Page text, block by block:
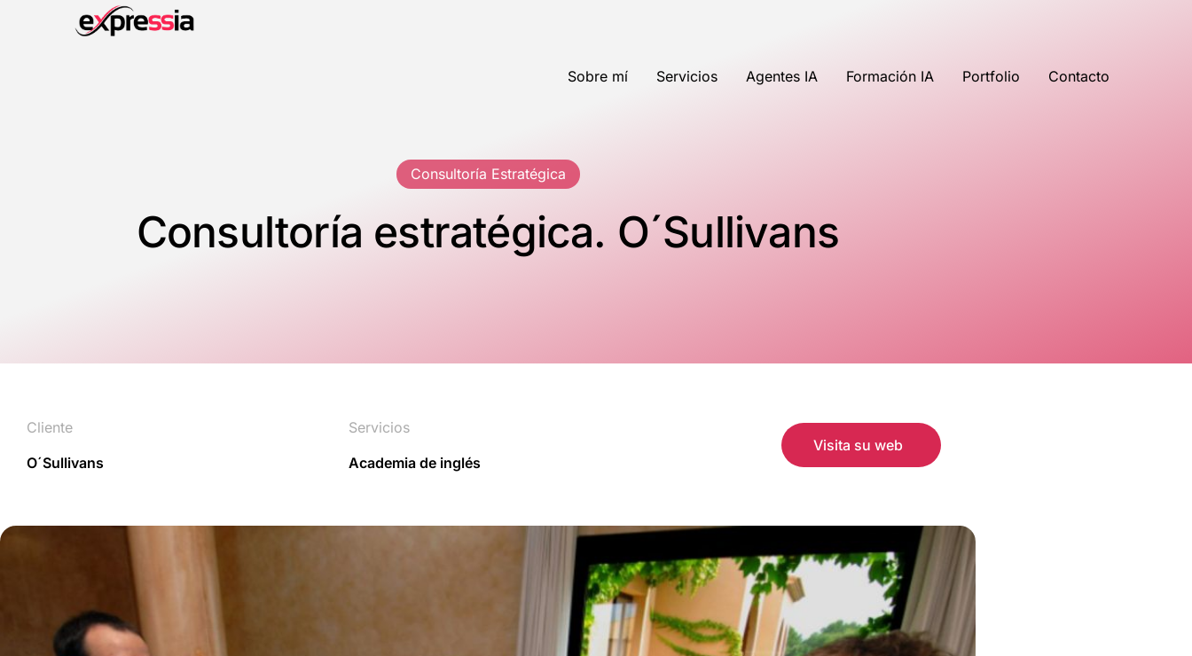
Sobre mí Servicios Agentes IA Formación IA Portfolio Contacto
Consultoría Estratégica
Consultoría estratégica. O´Sullivans
Cliente
O´Sullivans
Servicios
Academia de inglés
Visita su web